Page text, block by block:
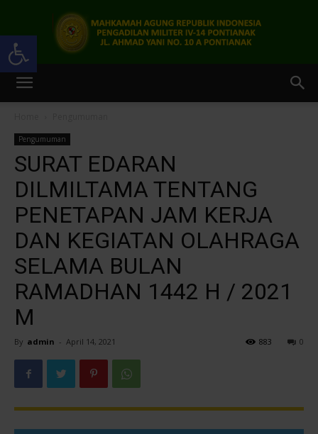
Open toolbar
IV-
Pengumuman
SURAT EDARAN
DILMILTAMA TENTANG
PENETAPAN JAM KERJA
DAN KEGIATAN OLAHRAGA
SELAMA BULAN
RAMADHAN 1442 H / 2021
M
By admin - April 14, 2021 0
883